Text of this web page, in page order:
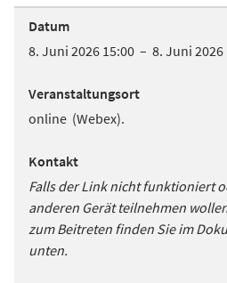
Datum
8. Juni 2026 15:00 – 8. Juni 2026
Veranstaltungsort
online (Webex).
Kontakt
Falls der Link nicht funktioniert
anderen Gerät teilnehmen
zum Beitreten finden Sie im
unten.